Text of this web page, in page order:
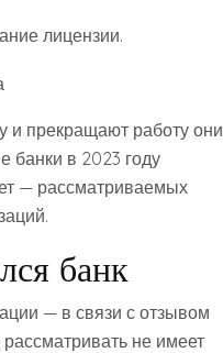
лицензии.
и прекращают работу они
банки в 2023 году
— рассматриваемых
банк
— в связи с отзывом
не имеет